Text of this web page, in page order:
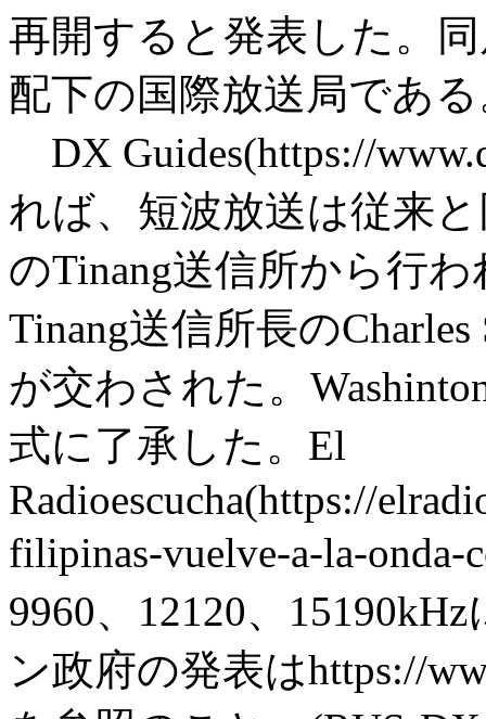
再開すると発表した。
配下の国際放送局である
DX Guides(https://
れば、短波放送は従来
のTinang送信所から行
Tinang送信所長の
が交わされた。
式に了承した。El
Radioescucha(https://
filipinas-vuelve-a-la-
9960、12120、
ン政府の発表はhttps://